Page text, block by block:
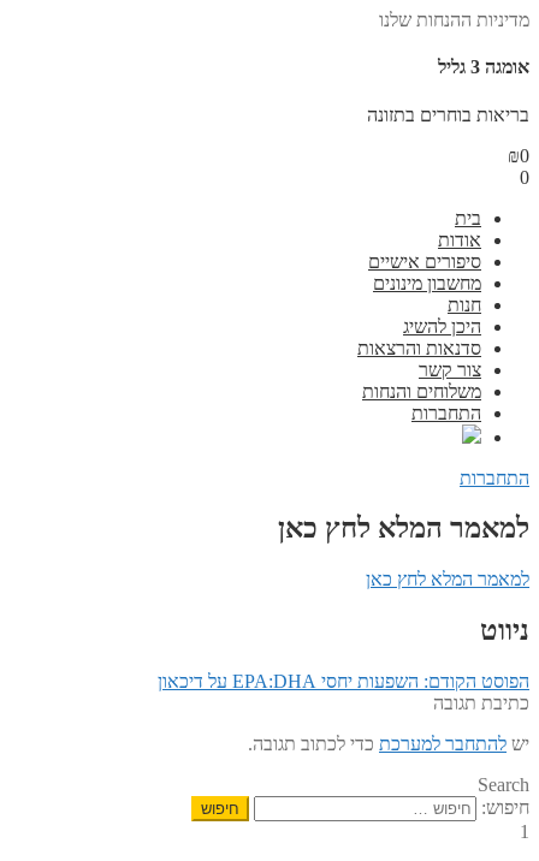
מדיניות ההנחות שלנו
אומגה 3 גליל
בריאות בוחרים בתזונה
₪0
0
בית
אודות
סיפורים אישיים
מחשבון מינונים
חנות
היכן להשיג
סדנאות והרצאות
צור קשר
משלוחים והנחות
התחברות
התחברות
למאמר המלא לחץ כאן
למאמר המלא לחץ כאן
ניווט
הפוסט הקודם: השפעות יחסי EPA:DHA על דיכאון
כתיבת תגובה
יש להתחבר למערכת כדי לכתוב תגובה.
Search
חיפוש:
1